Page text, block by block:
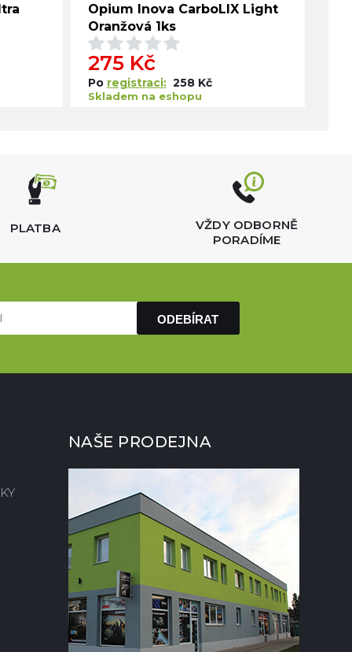
Opium Inova CarboLIX Light
Oranžová 1ks
275 Kč
Po registraci: 258 Kč
Skladem na eshopu
PLATBA
VŽDY ODBORNĚ
PORADÍME
ODEBÍRAT
NAŠE PRODEJNA